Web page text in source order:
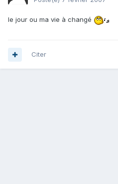
le jour ou ma vie à changé
Citer